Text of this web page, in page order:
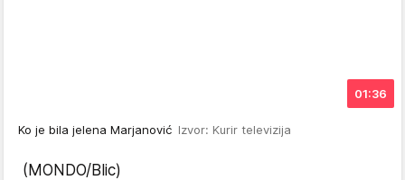
01:36
Ko je bila jelena Marjanović Izvor: Kurir televizija
(MONDO/Blic)